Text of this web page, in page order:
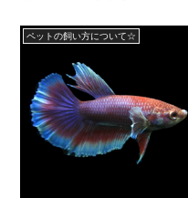
鷹狩りやウサギ狩りなどの狩猟
犬として、昔から柴犬...
ペットの飼い方について☆